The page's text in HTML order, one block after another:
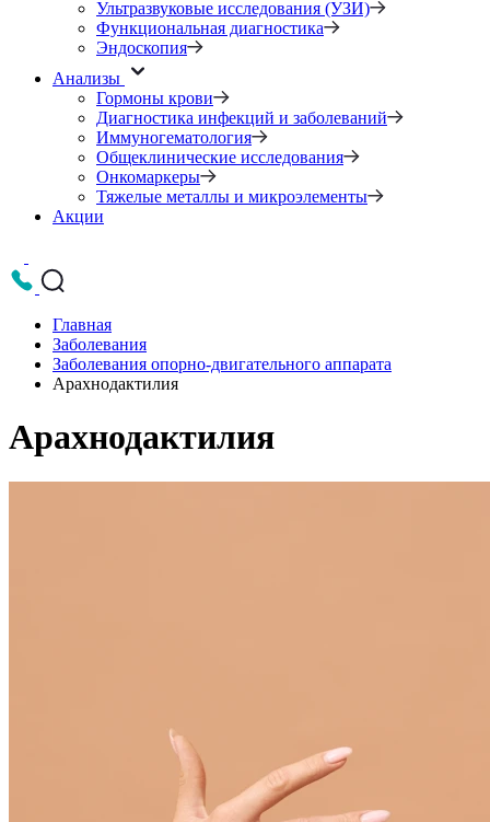
Ультразвуковые исследования (УЗИ)
Функциональная диагностика
Эндоскопия
Анализы
Гормоны крови
Диагностика инфекций и заболеваний
Иммуногематология
Общеклинические исследования
Онкомаркеры
Тяжелые металлы и микроэлементы
Акции
Главная
Заболевания
Заболевания опорно-двигательного аппарата
Арахнодактилия
Арахнодактилия